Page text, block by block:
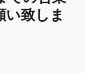
し
て
致しま